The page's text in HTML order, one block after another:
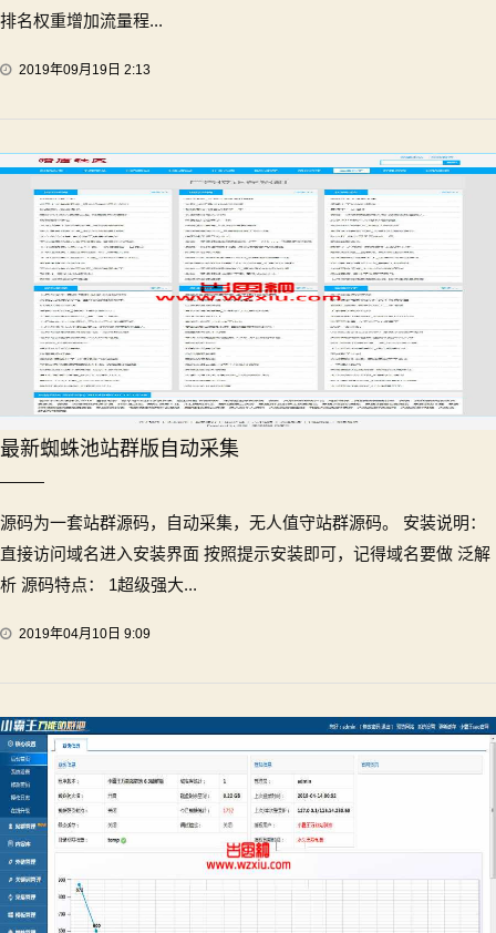
排名权重增加流量程...
2019年09月19日 2:13
最新蜘蛛池站群版自动采集
源码为一套站群源码，自动采集，无人值守站群源码。 安装说明：
直接访问域名进入安装界面 按照提示安装即可，记得域名要做 泛解
析 源码特点： 1超级强大...
2019年04月10日 9:09